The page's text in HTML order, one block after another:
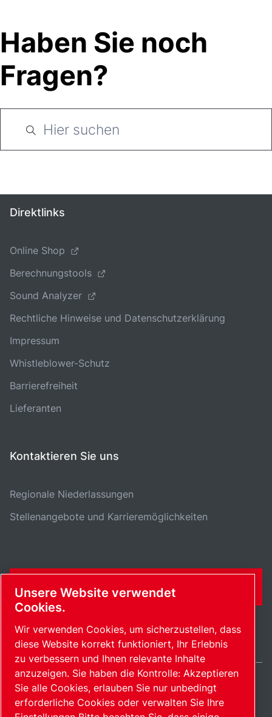
Haben Sie noch
Fragen?
Direktlinks
Online Shop
Berechnungstools
Sound Analyzer
Rechtliche Hinweise und Datenschutzerklärung
Impressum
Whistleblower-Schutz
Barrierefreiheit
Lieferanten
Kontaktieren Sie uns
Regionale Niederlassungen
Stellenangebote und Karrieremöglichkeiten
KONTAKTFORMULAR
SitemapCookies verwalten© 2026 Copyright.
Germany / DE
Unsere Website verwendet
Cookies.
Wir verwenden Cookies, um sicherzustellen, dass
diese Website korrekt funktioniert, Ihr Erlebnis
zu verbessern und Ihnen relevante Inhalte
anzuzeigen. Sie haben die Kontrolle: Akzeptieren
Sie alle Cookies, erlauben Sie nur unbedingt
erforderliche Cookies oder verwalten Sie Ihre